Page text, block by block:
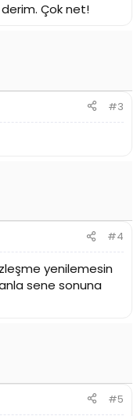
derim. Çok net!
#3
#4
yenilemesin
sene sonuna
#5